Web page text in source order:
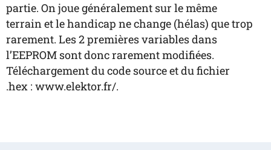
partie. On joue généralement sur le même
terrain et le handicap ne change (hélas) que trop
rarement. Les 2 premières variables dans
l’EEPROM sont donc rarement modifiées.
Téléchargement du code source et du fichier
.hex : www.elektor.fr/.